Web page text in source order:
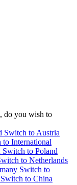
do you wish to
Switch to Austria
to International
Switch to Poland
to Netherlands
Switch to
Switch to China